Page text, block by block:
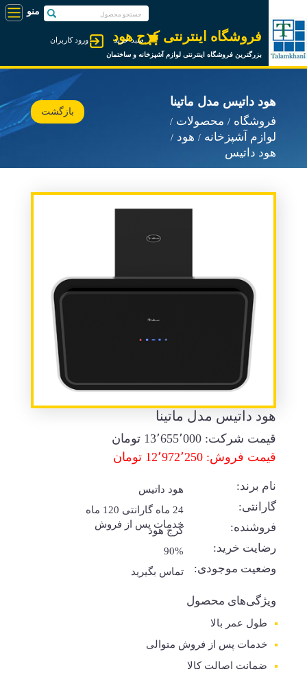
فروشگاه اینترنتی کرج هود
بزرگترین فروشگاه اینترنتی لوازم آشپزخانه و ساختمان
ورود کاربران سبد خرید
هود داتیس مدل ماتینا
فروشگاه
محصولات
لوازم آشپزخانه
هود
هود داتیس
بازگشت
هود داتیس مدل ماتینا
قیمت شرکت: 13٬655٬000 تومان
قیمت فروش: 12٬972٬250 تومان
نام برند: هود داتیس
گارانتی:
24 ماه گارانتی 120 ماه
خدمات پس از فروش
فروشنده: کرج هود
رضایت خرید: 90%
وضعیت موجودی: تماس بگیرید
ویژگی‌های محصول
طول عمر بالا
خدمات پس از فروش متوالی
ضمانت اصالت کالا